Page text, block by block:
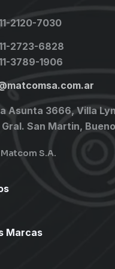
2120-7030
2723-6828
3789-1906
Asunta 3666, Villa
Gral. San Martin,
S.A.
Marcas